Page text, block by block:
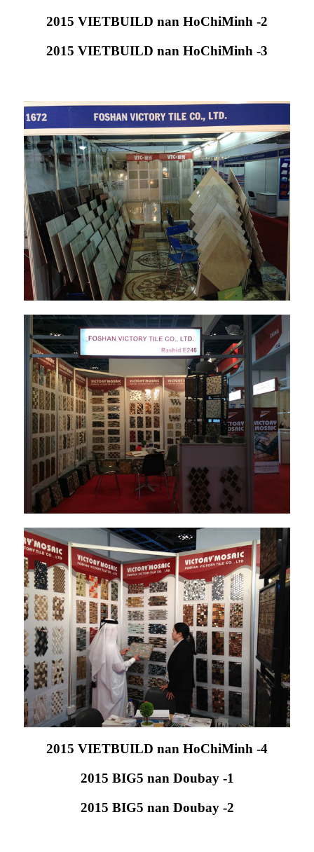
2015 VIETBUILD nan HoChiMinh -2
2015 VIETBUILD nan HoChiMinh -3
2015 VIETBUILD nan HoChiMinh -4
2015 BIG5 nan Doubay -1
2015 BIG5 nan Doubay -2